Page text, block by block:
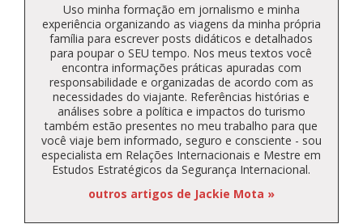
Uso minha formação em jornalismo e minha
experiência organizando as viagens da minha própria
família para escrever posts didáticos e detalhados
para poupar o SEU tempo. Nos meus textos você
encontra informações práticas apuradas com
responsabilidade e organizadas de acordo com as
necessidades do viajante. Referências histórias e
análises sobre a política e impactos do turismo
também estão presentes no meu trabalho para que
você viaje bem informado, seguro e consciente - sou
especialista em Relações Internacionais e Mestre em
Estudos Estratégicos da Segurança Internacional.
outros artigos de Jackie Mota »